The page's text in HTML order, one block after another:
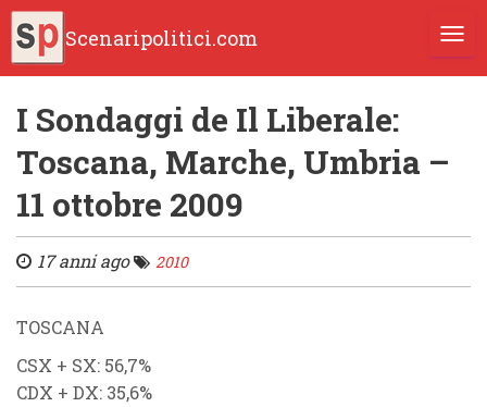
Scenaripolitici.com
I Sondaggi de Il Liberale:
Toscana, Marche, Umbria –
11 ottobre 2009
17 anni ago 2010
TOSCANA
CSX + SX: 56,7%
CDX + DX: 35,6%